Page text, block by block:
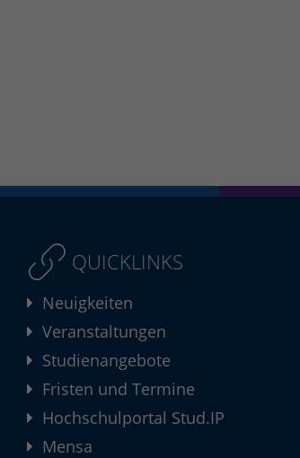
QUICKLINKS
Neuigkeiten
Veranstaltungen
Studienangebote
Fristen und Termine
Hochschulportal Stud.IP
Mensa